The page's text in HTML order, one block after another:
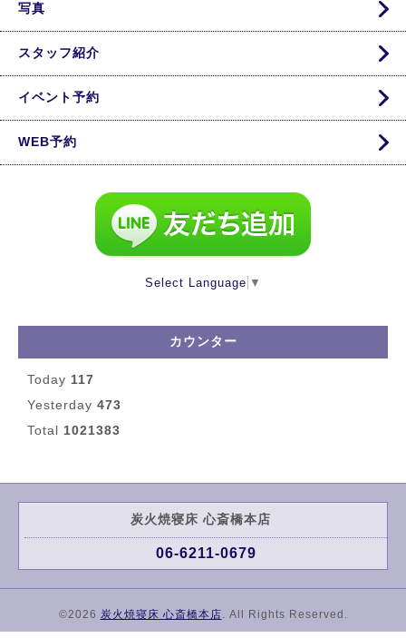
写真
スタッフ紹介
イベント予約
WEB予約
Select Language ▼
カウンター
Today 117
Yesterday 473
Total 1021383
炭火焼寝床 心斎橋本店
06-6211-0679
©2026 炭火焼寝床 心斎橋本店. All Rights Reserved.